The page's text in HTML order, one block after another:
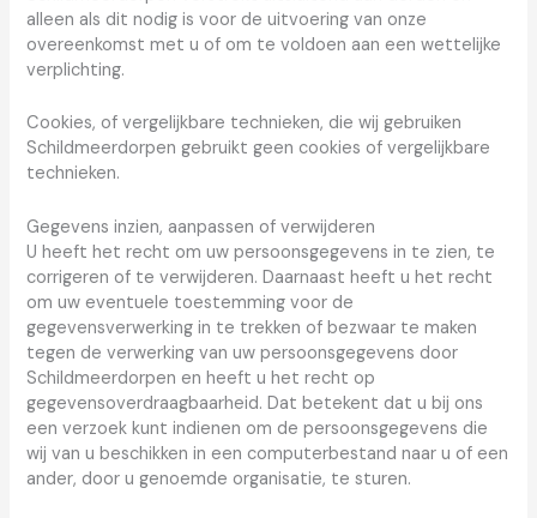
alleen als dit nodig is voor de uitvoering van onze
overeenkomst met u of om te voldoen aan een wettelijke
verplichting.
Cookies, of vergelijkbare technieken, die wij gebruiken
Schildmeerdorpen gebruikt geen cookies of vergelijkbare
technieken.
Gegevens inzien, aanpassen of verwijderen
U heeft het recht om uw persoonsgegevens in te zien, te
corrigeren of te verwijderen. Daarnaast heeft u het recht
om uw eventuele toestemming voor de
gegevensverwerking in te trekken of bezwaar te maken
tegen de verwerking van uw persoonsgegevens door
Schildmeerdorpen en heeft u het recht op
gegevensoverdraagbaarheid. Dat betekent dat u bij ons
een verzoek kunt indienen om de persoonsgegevens die
wij van u beschikken in een computerbestand naar u of een
ander, door u genoemde organisatie, te sturen.